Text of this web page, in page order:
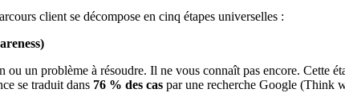
client se décompose en cinq étapes universelles :
un problème à résoudre. Il ne vous connaît pas encore. Cette
se traduit dans 76 % des cas par une recherche Google (Think